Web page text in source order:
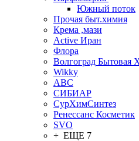
Южный поток
Прочая быт.химия
Крема ,мази
Аctive Иран
Флора
Волгоград
Wikky
АВС
СИБИАР
СурХимСинтез
Ренессанс Косметик
SVO
+ ЕЩЕ 7